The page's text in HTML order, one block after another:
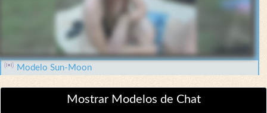
Modelo Sun-Moon
Mostrar Modelos de Chat